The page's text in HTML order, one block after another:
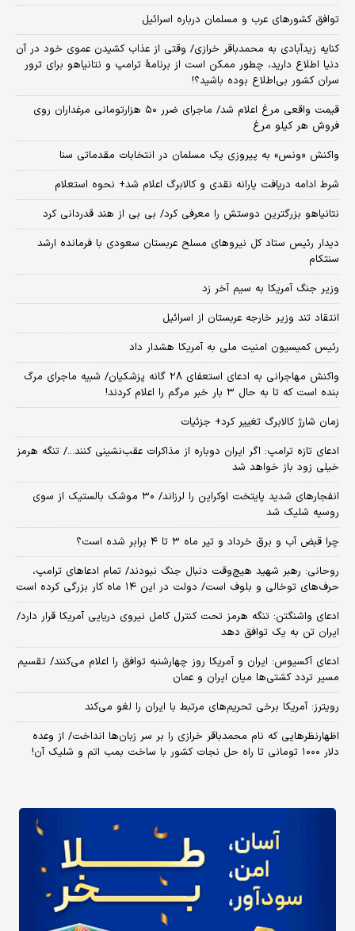
توافق کشورهای عرب و مسلمان درباره اسرائیل
کنایه زیدآبادی به محمدباقر خرازی/ وقتی از عذاب کشیدن عموی خود در آن
دنیا اطلاع دارید، چطور ممکن است از برنامهٔ ترامپ و نتانیاهو برای ترور
سران کشور بی‌اطلاع بوده باشید؟!
قیمت واقعی مرغ اعلام شد/ ماجرای ضرر ۵۰ هزارتومانی مرغداران روی
فروش هر کیلو مرغ
واکنش «ونس» به پیروزی یک مسلمان در انتخابات مقدماتی سنا
شرط ادامه دریافت یارانه نقدی و کالابرگ اعلام شد+ نحوه استعلام
نتانیاهو بزرگترین دوستش را معرفی کرد/ بی بی از هند قدردانی کرد
دیدار رئیس ستاد کل نیروهای مسلح عربستان سعودی با فرمانده ارشد
سنتکام
وزیر جنگ آمریکا به سیم آخر زد
انتقاد تند وزیر خارجه عربستان از اسرائیل
رئیس کمیسیون امنیت ملی به آمریکا هشدار داد
واکنش مهاجرانی به ادعای استعفای ۲۸ گانه پزشکیان/ شبیه ماجرای مرگ
بنده است که تا به حال ۳ بار خبر مرگم را اعلام کردند!
زمان شارژ کالابرگ تغییر کرد+ جزئیات
ادعای تازه ترامپ: اگر ایران دوباره از مذاکرات عقب‌نشینی کنند.../ تنگه هرمز
خیلی زود باز خواهد شد
انفجارهای شدید پایتخت اوکراین را لرزاند/ ۳۰ موشک بالستیک از سوی
روسیه شلیک شد
چرا قبض آب و برق خرداد و تیر ماه ۳ تا ۴ برابر شده است؟
روحانی: رهبر شهید هیچ‌وقت دنبال جنگ نبودند/ تمام ادعاهای ترامپ،
حرف‌های توخالی و بلوف است/ دولت در این ۱۴ ماه کار بزرگی کرده است
ادعای واشنگتن: تنگه هرمز تحت کنترل کامل نیروی دریایی آمریکا قرار دارد/
ایران تن به یک توافق دهد
ادعای آکسیوس: ایران و آمریکا روز چهارشنبه توافق را اعلام می‌کنند/ تقسیم
مسیر تردد کشتی‌ها میان ایران و عمان
رویترز: آمریکا برخی تحریم‌های مرتبط با ایران را لغو می‌کند
اظهارنظرهایی که نام محمدباقر خرازی را بر سر زبان‌ها انداخت/ از وعده
دلار ۱۰۰۰ تومانی تا راه حل نجات کشور با ساخت بمب اتم و شلیک آن!